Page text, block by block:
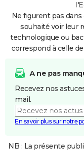
Ne figurent pas
souhaité voir leur
technologique ou
correspond à celle
A ne pas
Recevez nos
mail.
En savoir plus sur notre
NB : La présente